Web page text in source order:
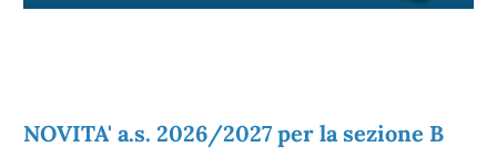
NOVITA' a.s. 2026/2027 per la sezione B